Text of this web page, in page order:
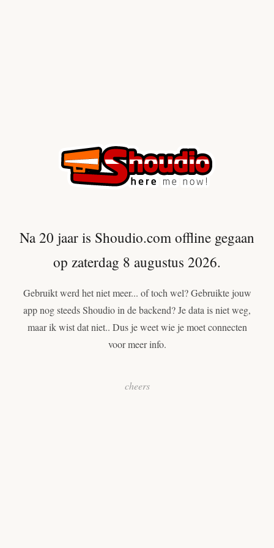
Na 20 jaar is Shoudio.com offline gegaan
op zaterdag 8 augustus 2026.
Gebruikt werd het niet meer... of toch wel? Gebruikte jouw
app nog steeds Shoudio in de backend? Je data is niet weg,
maar ik wist dat niet.. Dus je weet wie je moet connecten
voor meer info.
cheers